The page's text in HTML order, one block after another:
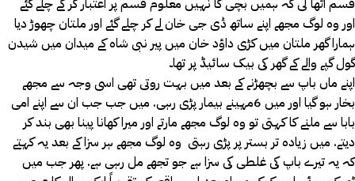
قسم اٹھا لی کہ ہمیں بچی کا نہیں معلوم قسم پر اعتبار کر کے چلے گئے
اور وہ لوگ مجھے اپنے ساتھ ڈی جی خان لے کر چلے گئے اور ملتان چھوڑ دیا
ہمارا گھر ملتان میں کڑی داؤد خان میں پیر نبی شاہ کے میدان میں شیدن
گول گپے والے کے گھر کی بیک سائیڈ پر تھا۔
اپنے ماں باپ سے بچھڑنے کے بعد میں بہت روتی تھی اسی وجہ سے مجھے
بخار ہو گیا اور میں 6مہینے بیمار پڑی رہی. میں جب جب ان سے اپنے امی
بابا سے ملنے کا کہتی تو وہ لوگ مجھے مارتے اور میرا کھانا پینا بھی بند کر
دیتے. میں زیادہ تر بستر پر پڑی رہتی وہ لوگ مجھے ہر سزا کے بعد یہ کہتے
کہ یہ تیرے باپ کی غلطی کی سزا ہے جو تجھے مل رہی ہے. پھر جب میں